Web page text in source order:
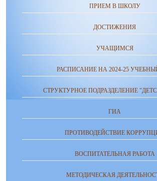
ПРИЕМ В ШКОЛУ
ДОСТИЖЕНИЯ
УЧАЩИМСЯ
РАСПИСАНИЕ НА 2024-25
СТРУКТУРНОЕ ПОДРАЗДЕЛЕНИЕ
ГИА
ПРОТИВОДЕЙСТВИЕ
ВОСПИТАТЕЛЬНАЯ РАБОТА
МЕТОДИЧЕСКАЯ